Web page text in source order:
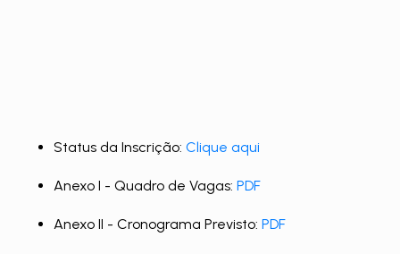
Status da Inscrição: Clique aqui
Anexo I - Quadro de Vagas: PDF
Anexo II - Cronograma Previsto: PDF